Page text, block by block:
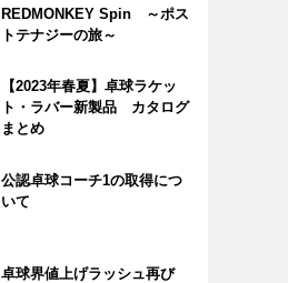
REDMONKEY Spin ～ポス
トテナジーの旅～
【2023年春夏】卓球ラケッ
ト・ラバー新製品 カタログ
まとめ
公認卓球コーチ1の取得につ
いて
卓球界値上げラッシュ再び